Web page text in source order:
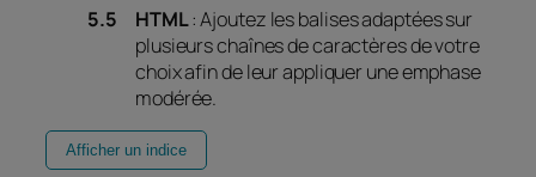
HTML: Ajoutez les balises adaptées sur
plusieurs chaînes de caractères de votre
choix afin de leur appliquer une emphase
modérée.
Afficher un indice